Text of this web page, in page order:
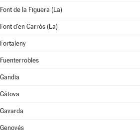
Font de la Figuera (La)
Font d'en Carròs (La)
Fortaleny
Fuenterrobles
Gandia
Gátova
Gavarda
Genovés